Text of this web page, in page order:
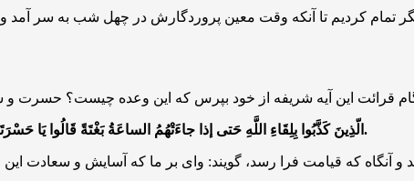
تمام کردیم تا آنکه وقت معین پروردگارش در چهل شب به سر
قرائت این آیه شریفه از خود بپرس که این وعده چیست؟ حسرت و
الّذِینَ کَذَّبُوا بِلِقَاءِ اللَّهِ حَتی إذا جاءَتْهُمُ الساعَةُ بَغْتَةً قَالُوا یَا حَسْرَتَنا عَلَی مَا فَرّطْنَا فِیها وَ هُمْ یَحْمِلُونَ أوزَارَهُمْ عَلی ظُهُوِرهِم ألا سَاءَ ما یَزِرُون.